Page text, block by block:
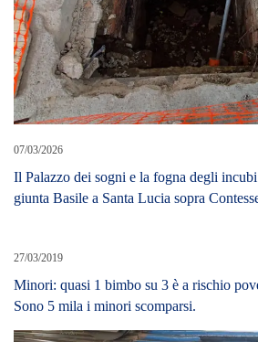
07/03/2026
Il Palazzo dei sogni e la fogna degli
giunta Basile a Santa Lucia sopra
27/03/2019
Minori: quasi 1 bimbo su 3 è a rischio
Sono 5 mila i minori scomparsi.